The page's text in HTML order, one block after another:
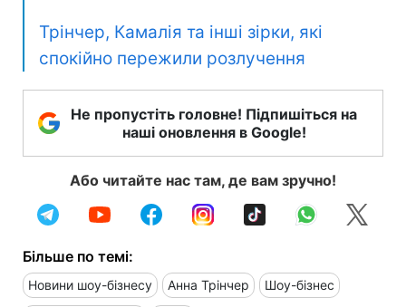
Трінчер, Камалія та інші зірки, які
спокійно пережили розлучення
Не пропустіть головне! Підпишіться на
наші оновлення в Google!
Або читайте нас там, де вам зручно!
Більше по темі:
Новини шоу-бізнесу Анна Трінчер Шоу-бізнес